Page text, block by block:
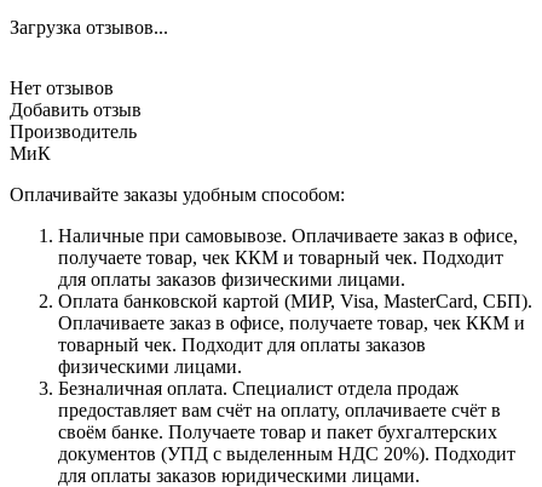
Загрузка отзывов...
Нет отзывов
Добавить отзыв
Производитель
МиК
Оплачивайте заказы удобным способом:
Наличные при самовывозе. Оплачиваете заказ в офисе,
получаете товар, чек ККМ и товарный чек. Подходит
для оплаты заказов физическими лицами.
Оплата банковской картой (МИР, Visa, MasterCard, СБП).
Оплачиваете заказ в офисе, получаете товар, чек ККМ и
товарный чек. Подходит для оплаты заказов
физическими лицами.
Безналичная оплата. Специалист отдела продаж
предоставляет вам счёт на оплату, оплачиваете счёт в
своём банке. Получаете товар и пакет бухгалтерских
документов (УПД с выделенным НДС 20%). Подходит
для оплаты заказов юридическими лицами.